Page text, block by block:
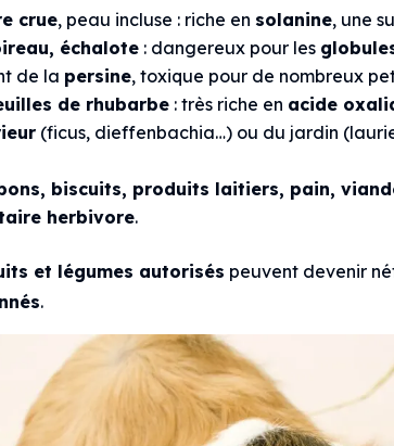
crue, peau incluse : riche en solanine, une
échalote : dangereux pour les
de la persine, toxique pour de nombreux
de rhubarbe : très riche en acide
(ficus, dieffenbachia…) ou du jardin
biscuits, produits laitiers, pain,
herbivore.
et légumes autorisés peuvent devenir
.